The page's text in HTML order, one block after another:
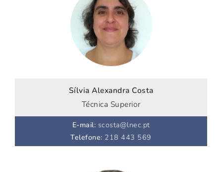
Sílvia Alexandra Costa
Técnica Superior
E-mail: scosta@lnec.pt
Telefone: 218 443 569